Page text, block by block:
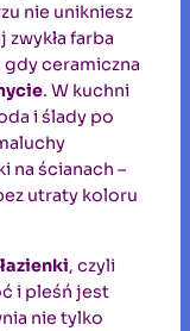
nie unikniesz
zwykła farba
gdy ceramiczna
. W kuchni
i ślady po
na ścianach –
utraty koloru
łazienki, czyli
i pleśń jest
nie tylko